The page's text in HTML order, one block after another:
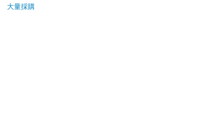
**提醒您，鑑賞期不等於試用期，退回商品須為全新狀態**
大量採購